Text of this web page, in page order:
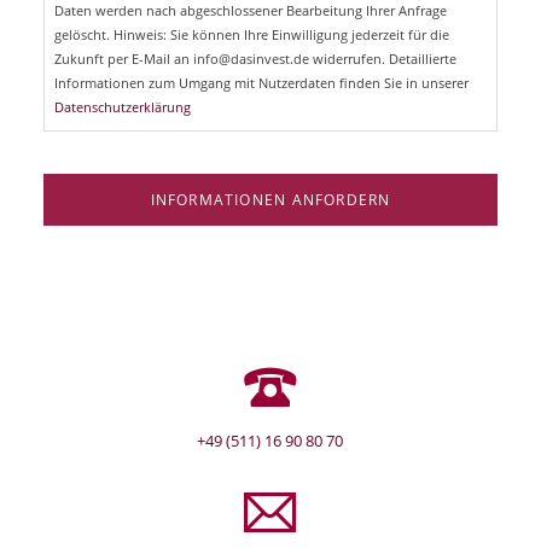
Daten werden nach abgeschlossener Bearbeitung Ihrer Anfrage
gelöscht. Hinweis: Sie können Ihre Einwilligung jederzeit für die
Zukunft per E-Mail an info@dasinvest.de widerrufen. Detaillierte
Informationen zum Umgang mit Nutzerdaten finden Sie in unserer
Datenschutzerklärung
INFORMATIONEN ANFORDERN
+49 (511) 16 90 80 70